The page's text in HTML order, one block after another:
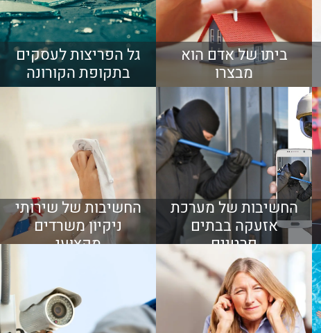
ביתו של אדם הוא
מבצרו
גל הפריצות לעסקים
בתקופת הקורונה
החשיבות של מערכת
אזעקה בבתים
פרטיים
החשיבות של שירותי
ניקיון משרדים
מקצועי